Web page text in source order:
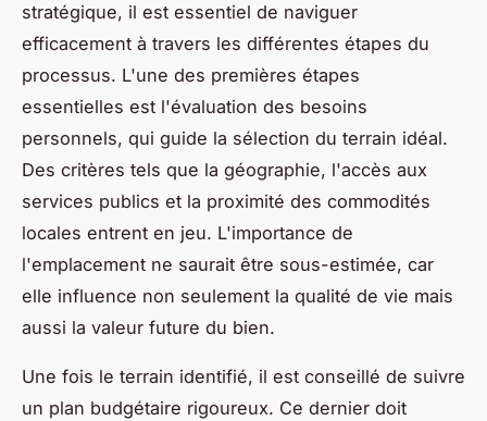
stratégique, il est essentiel de naviguer
efficacement à travers les différentes étapes du
processus. L'une des premières étapes
essentielles est l'évaluation des besoins
personnels, qui guide la sélection du terrain idéal.
Des critères tels que la géographie, l'accès aux
services publics et la proximité des commodités
locales entrent en jeu. L'importance de
l'emplacement ne saurait être sous-estimée, car
elle influence non seulement la qualité de vie mais
aussi la valeur future du bien.
Une fois le terrain identifié, il est conseillé de suivre
un plan budgétaire rigoureux. Ce dernier doit